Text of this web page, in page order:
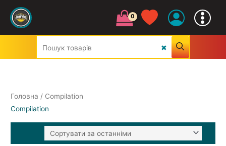
Головна / Compilation
Compilation